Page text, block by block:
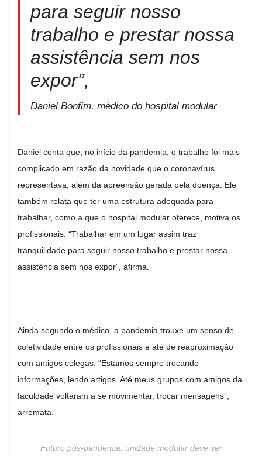
para seguir nosso
trabalho e prestar nossa
assistência sem nos
expor”,
Daniel Bonfim, médico do hospital modular
Daniel conta que, no início da pandemia, o trabalho foi mais
complicado em razão da novidade que o coronavírus
representava, além da apreensão gerada pela doença. Ele
também relata que ter uma estrutura adequada para
trabalhar, como a que o hospital modular oferece, motiva os
profissionais. “Trabalhar em um lugar assim traz
tranquilidade para seguir nosso trabalho e prestar nossa
assistência sem nos expor”, afirma.
Ainda segundo o médico, a pandemia trouxe um senso de
coletividade entre os profissionais e até de reaproximação
com antigos colegas. “Estamos sempre trocando
informações, lendo artigos. Até meus grupos com amigos da
faculdade voltaram a se movimentar, trocar mensagens”,
arremata.
Futuro pós-pandemia: unidade modular deve ser